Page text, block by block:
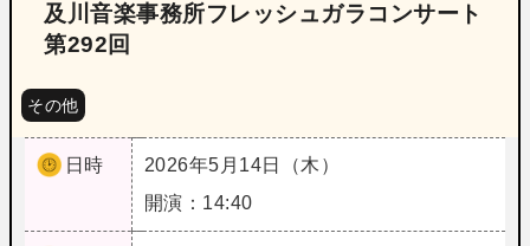
及川音楽事務所フレッシュガラコンサート
第292回
その他
日時
2026年5月14日（木）
開演：14:40